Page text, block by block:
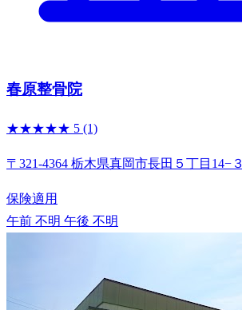
春原整骨院
★★★★★ 5 (1)
〒321-4364 栃木県真岡市長田５丁目14−
保険適用
午前 不明 午後 不明